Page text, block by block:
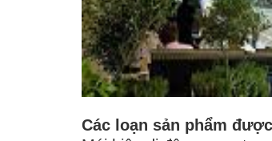
Các loạn sản phẩm